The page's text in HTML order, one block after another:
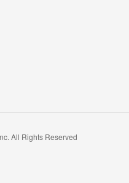
All Rights Reserved